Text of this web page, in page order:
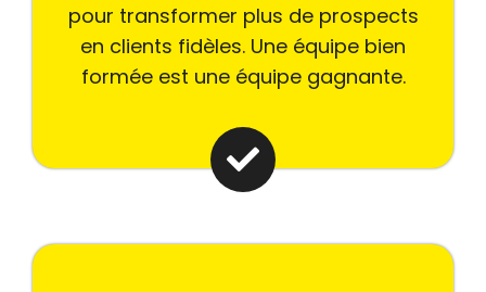
pour transformer plus de prospects
en clients fidèles. Une équipe bien
formée est une équipe gagnante.